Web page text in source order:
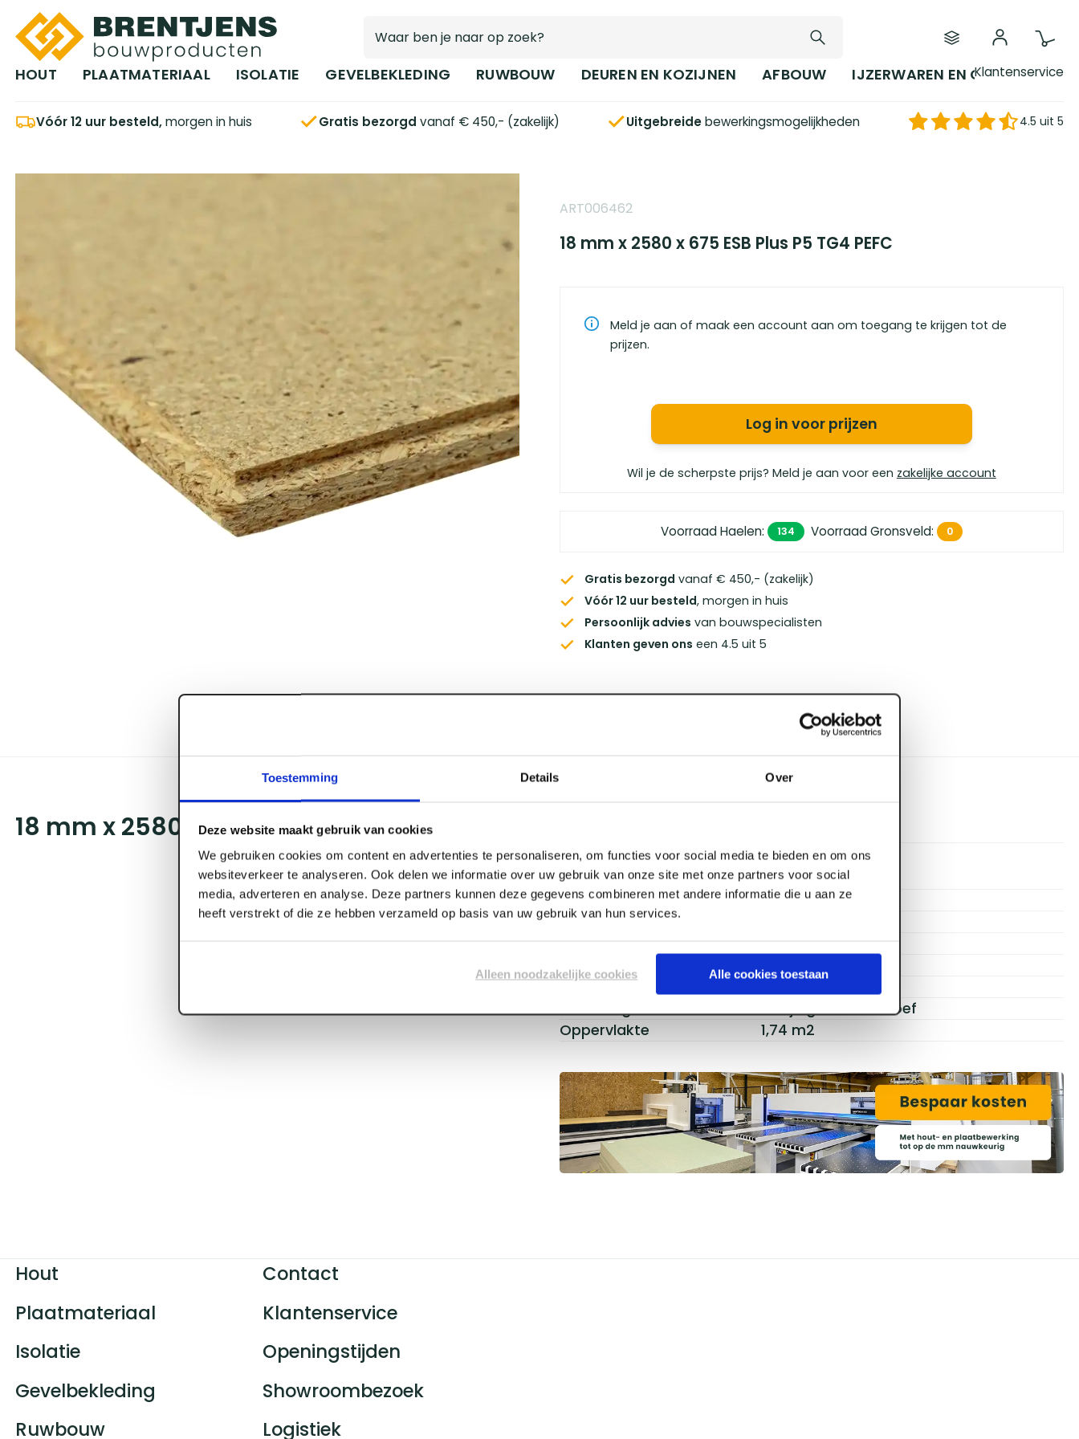
Toestemming Details Over
Deze website maakt gebruik van cookies
We gebruiken cookies om content en advertenties te personaliseren, om functies voor social media te bieden en om ons
websiteverkeer te analyseren. Ook delen we informatie over uw gebruik van onze site met onze partners voor social
media, adverteren en analyse. Deze partners kunnen deze gegevens combineren met andere informatie die u aan ze
heeft verstrekt of die ze hebben verzameld op basis van uw gebruik van hun services.
Alleen noodzakelijke cookies Alle cookies toestaan
Ga naar hoofdinhoud
HOUT PLAATMATERIAAL ISOLATIE GEVELBEKLEDING RUWBOUW DEUREN EN KOZIJNEN AFBOUW IJZERWAREN EN GEREEDSCHAP
Klantenservice
Vóór 12 uur besteld,morgen in huis Gratis bezorgd vanaf € 450,- (zakelijk) Uitgebreidebewerkingsmogelijkheden 4.5 uit 5
ART006462
18 mm x 2580 x 675 ESB Plus P5 TG4 PEFC
Meld je aan of maak een account aan om toegang te krijgen tot de
prijzen.
Log in voor prijzen
Wil je de scherpste prijs? Meld je aan voor een zakelijke account
Voorraad Haelen: 134 Voorraad Gronsveld: 0
Gratis bezorgd vanaf € 450,- (zakelijk)
Vóór 12 uur besteld, morgen in huis
Persoonlijk advies van bouwspecialisten
Klanten geven ons een 4.5 uit 5
18 mm x 2580 x 675 ESB Plus P5 TG4 PEFC
Afmeting
2580 x 675 mm
Lengte
2.580 mm
Breedte
Plaatsoort
ESB plus
Certificaat
Afwerking
4-zijdig Tand & Groef
Oppervlakte
1,74 m2
Hout
Plaatmateriaal
Isolatie
Gevelbekleding
Ruwbouw
Contact
Klantenservice
Openingstijden
Showroombezoek
Logistiek